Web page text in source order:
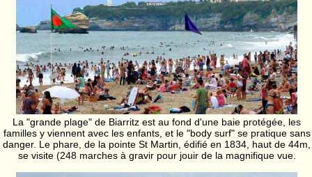
La "grande plage" de Biarritz est au fond d'une baie protégée, les
familles y viennent avec les enfants, et le "body surf" se pratique sans
danger. Le phare, de la pointe St Martin, édifié en 1834, haut de 44m,
se visite (248 marches à gravir pour jouir de la magnifique vue.